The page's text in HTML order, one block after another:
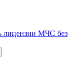
лицензии МЧС без